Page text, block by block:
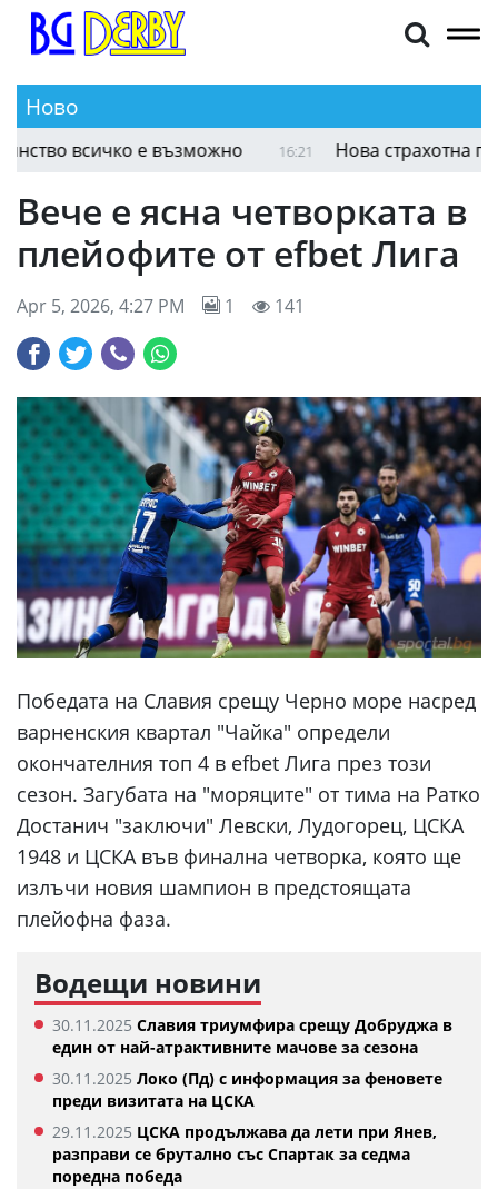
Ново
всичко е възможно Нова страхотна
Вече е ясна четворката в
плейофите от efbet Лига
Apr 5, 2026, 4:27 PM 1 141
Победата на Славия срещу Черно море насред
варненския квартал "Чайка" определи
окончателния топ 4 в efbet Лига през този
сезон. Загубата на "моряците" от тима на Ратко
Достанич "заключи" Левски, Лудогорец, ЦСКА
1948 и ЦСКА във финална четворка, която ще
излъчи новия шампион в предстоящата
плейофна фаза.
Водещи новини
30.11.2025 Славия триумфира срещу Добруджа в
един от най-атрактивните мачове за сезона
30.11.2025 Локо (Пд) с информация за феновете
преди визитата на ЦСКА
29.11.2025 ЦСКА продължава да лети при Янев,
разправи се брутално със Спартак за седма
поредна победа